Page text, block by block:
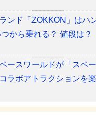
ンド「ZOKKON」はハ
から乗れる？ 値段は？
ースワールドが「スペ
ラボアトラクションを